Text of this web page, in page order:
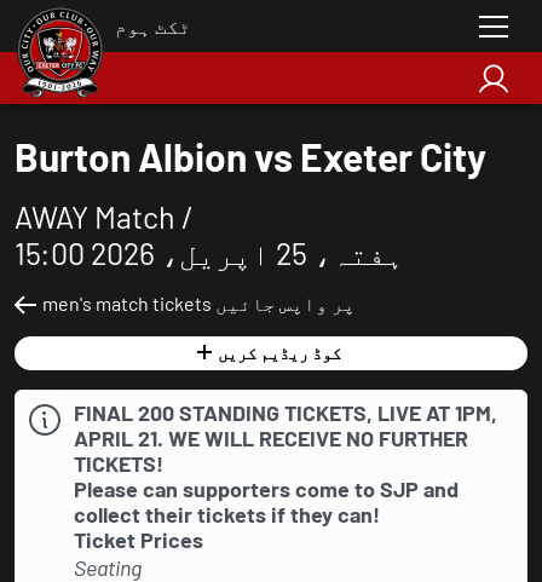
ٹکٹ ہوم
Burton Albion vs Exeter City
AWAY Match /
ہفتہ، 25 اپریل، 2026 15:00
men's match tickets پر واپس جائیں
کوڈ ریڈیم کریں
FINAL 200 STANDING TICKETS, LIVE AT 1PM,
APRIL 21. WE WILL RECEIVE NO FURTHER
TICKETS!
Please can supporters come to SJP and
collect their tickets if they can!
Ticket Prices
Seating